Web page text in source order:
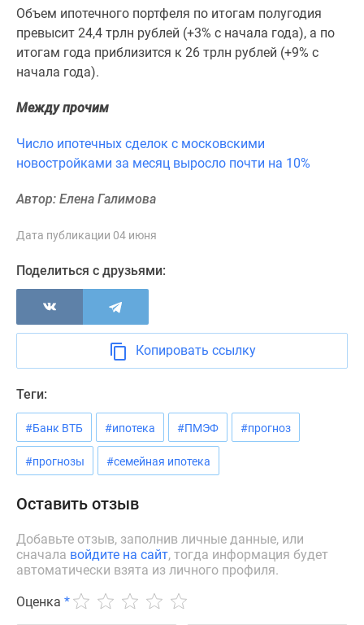
карте
Ипотечный
калькулятор
Семейная
Военная
Банки
Медиа
недвижимости
Мнение
эксперта
Аналитика
рынка
Эксперты
авторы
проекте
Контакты
сайте
Дзен
Машино-
Объем ипотечного портфеля по итогам полугодия
превысит 24,4 трлн рублей (+3% с начала года), а по
итогам года приблизится к 26 трлн рублей (+9% с
начала года).
Между прочим
Число ипотечных сделок с московскими
новостройками за месяц выросло почти на 10%
Автор: Елена Галимова
Дата публикации 04 июня
Поделиться с друзьями:
Копировать ссылку
Теги:
#Банк ВТБ #ипотека #ПМЭФ #прогноз
#прогнозы #семейная ипотека
Оставить отзыв
Добавьте отзыв, заполнив личные данные, или
сначала войдите на сайт, тогда информация будет
автоматически взята из личного профиля.
Оценка *